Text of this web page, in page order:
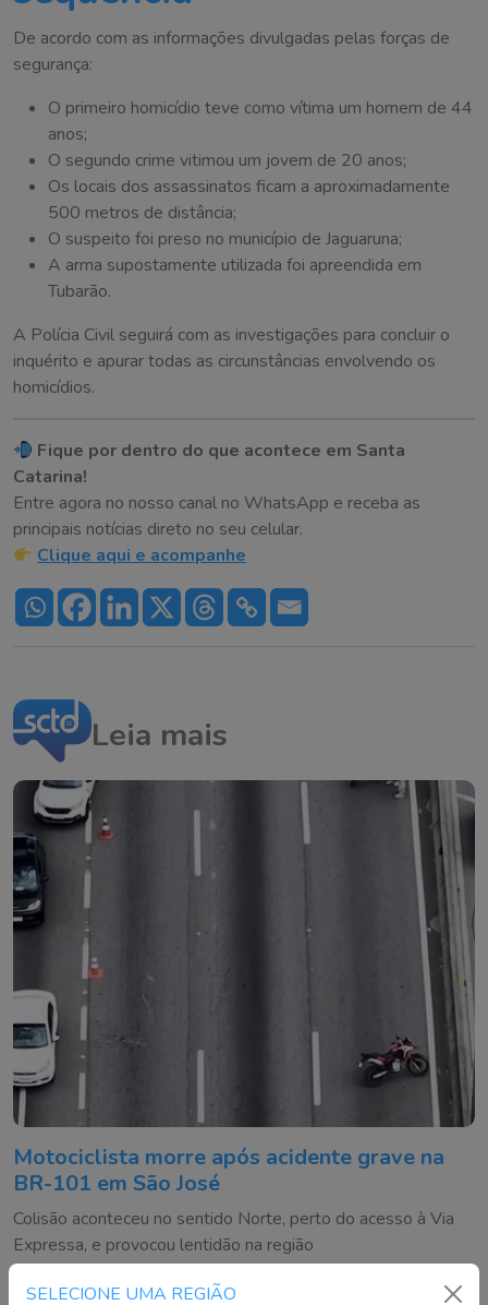
SELECIONE UMA REGIÃO
De acordo com as informações divulgadas pelas forças de
segurança:
O primeiro homicídio teve como vítima um homem de 44
anos;
O segundo crime vitimou um jovem de 20 anos;
Os locais dos assassinatos ficam a aproximadamente
500 metros de distância;
O suspeito foi preso no município de Jaguaruna;
A arma supostamente utilizada foi apreendida em
Tubarão.
A Polícia Civil seguirá com as investigações para concluir o
inquérito e apurar todas as circunstâncias envolvendo os
homicídios.
Fique por dentro do que acontece em Santa
Catarina!
Entre agora no nosso canal no WhatsApp e receba as
principais notícias direto no seu celular.
Clique aqui e acompanhe
Leia mais
Motociclista morre após acidente grave na
BR-101 em São José
Colisão aconteceu no sentido Norte, perto do acesso à Via
Expressa, e provocou lentidão na região